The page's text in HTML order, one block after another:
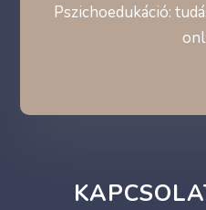
Pszichoedukáció: